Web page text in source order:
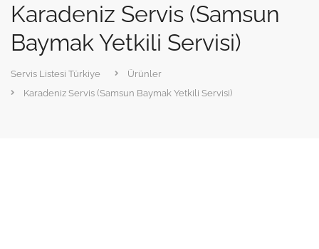
Karadeniz Servis (Samsun
Baymak Yetkili Servisi)
Servis Listesi Türkiye
Ürünler
Karadeniz Servis (Samsun Baymak Yetkili Servisi)